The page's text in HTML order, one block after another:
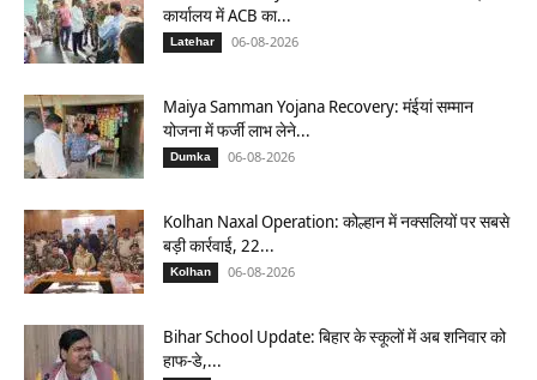
कार्यालय में ACB का...
Latehar 06-08-2026
Maiya Samman Yojana Recovery: मंईयां सम्मान
योजना में फर्जी लाभ लेने...
Dumka 06-08-2026
Kolhan Naxal Operation: कोल्हान में नक्सलियों पर सबसे
बड़ी कार्रवाई, 22...
Kolhan 06-08-2026
Bihar School Update: बिहार के स्कूलों में अब शनिवार को
हाफ-डे,...